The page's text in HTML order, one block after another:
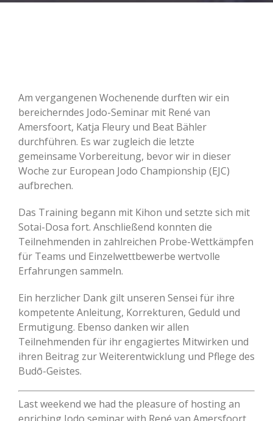
Am vergangenen Wochenende durften wir ein
bereicherndes Jodo-Seminar mit René van
Amersfoort, Katja Fleury und Beat Bähler
durchführen. Es war zugleich die letzte
gemeinsame Vorbereitung, bevor wir in dieser
Woche zur European Jodo Championship (EJC)
aufbrechen.
Das Training begann mit Kihon und setzte sich mit
Sotai-Dosa fort. Anschließend konnten die
Teilnehmenden in zahlreichen Probe-Wettkämpfen
für Teams und Einzelwettbewerbe wertvolle
Erfahrungen sammeln.
Ein herzlicher Dank gilt unseren Sensei für ihre
kompetente Anleitung, Korrekturen, Geduld und
Ermutigung. Ebenso danken wir allen
Teilnehmenden für ihr engagiertes Mitwirken und
ihren Beitrag zur Weiterentwicklung und Pflege des
Budō-Geistes.
Last weekend we had the pleasure of hosting an